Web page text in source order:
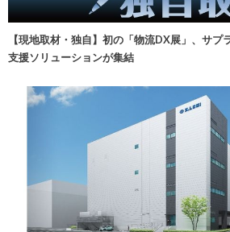
【現地取材・独自】初の「物流DX展」、サプ
支援ソリューションが集結